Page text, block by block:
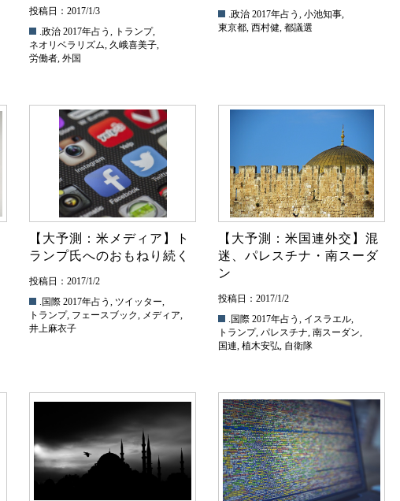
投稿日：2017/1/3
.政治 2017年占う , トランプ,
ネオリベラリズム, 久峨喜美子,
労働者, 外国
.政治 2017年占う , 小池知事,
東京都, 西村健, 都議選
【大予測：米メディア】ト
ランプ氏へのおもねり続く
投稿日：2017/1/2
.国際 2017年占う , ツイッター,
トランプ, フェースブック, メディア,
井上麻衣子
【大予測：米国連外交】混
迷、パレスチナ・南スーダ
ン
投稿日：2017/1/2
.国際 2017年占う , イスラエル,
トランプ, パレスチナ, 南スーダン,
国連, 植木安弘, 自衛隊